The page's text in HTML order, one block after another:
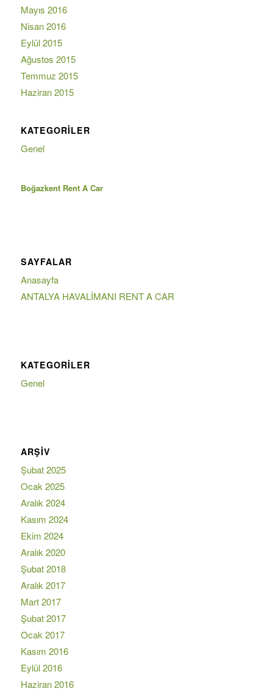
Mayıs 2016
Nisan 2016
Eylül 2015
Ağustos 2015
Temmuz 2015
Haziran 2015
KATEGORILER
Genel
Boğazkent Rent A Car
SAYFALAR
Anasayfa
ANTALYA HAVALİMANI RENT A CAR
KATEGORILER
Genel
ARŞIV
Şubat 2025
Ocak 2025
Aralık 2024
Kasım 2024
Ekim 2024
Aralık 2020
Şubat 2018
Aralık 2017
Mart 2017
Şubat 2017
Ocak 2017
Kasım 2016
Eylül 2016
Haziran 2016